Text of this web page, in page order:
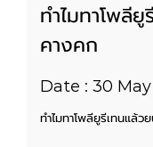
ทำไมทาโพลี
คางคก
Date : 30
ทำไมทาโพลียูรีเทนแล้ว